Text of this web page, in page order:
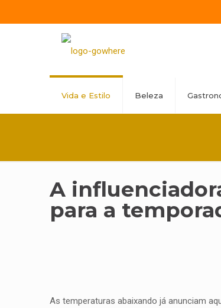
Vida e Estilo Beleza
A
para a
As temperaturas abaixando já anunciam